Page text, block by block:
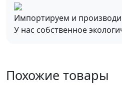
Импортируем и
У нас собственное
Похожие товары